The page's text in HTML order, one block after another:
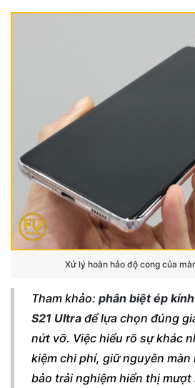
Xử lý hoàn hảo độ cong của
Tham khảo: phân biệt ép
S21 Ultra để lựa chọn đúng
nứt vỡ. Việc hiểu rõ sự khác
kiệm chi phí, giữ nguyên màn
bảo trải nghiệm hiển thị mượt